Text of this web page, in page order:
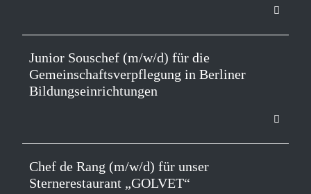
Junior Souschef (m/w/d) für die
Gemeinschaftsverpflegung in Berliner
Bildungseinrichtungen
Chef de Rang (m/w/d) für unser
Sternerestaurant „GOLVET“